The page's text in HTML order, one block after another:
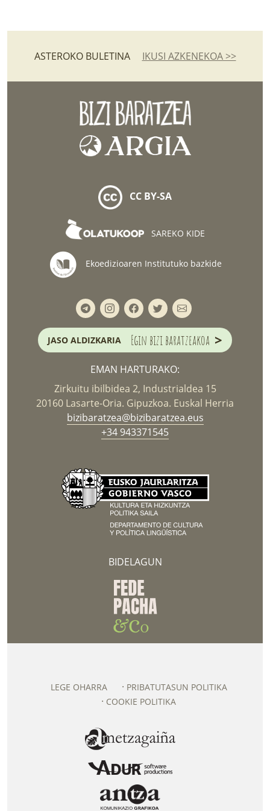
ASTEROKO BULETINA IKUSI AZKENEKOA >>
CC BY-SA
SAREKO KIDE
Ekoedizioaren Institutuko bazkide
JASO ALDIZKARIA Egin bizi baratzeakoa >
EMAN HARTURAKO:
Zirkuitu ibilbidea 2, Industrialdea 15
20160 Lasarte-Oria. Gipuzkoa. Euskal Herria
bizibaratzea@bizibaratzea.eus
+34 943371545
BIDELAGUN
LEGE OHARRA
PRIBATUTASUN POLITIKA
COOKIE POLITIKA